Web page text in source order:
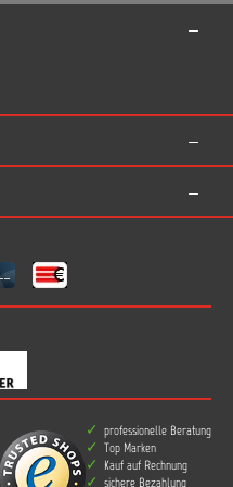
professionelle Beratung
Top Marken
Kauf auf Rechnung
sichere Bezahlung